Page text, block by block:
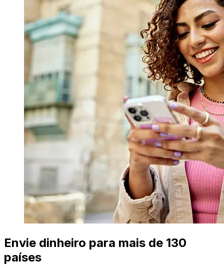
Envie dinheiro para mais de 130
países